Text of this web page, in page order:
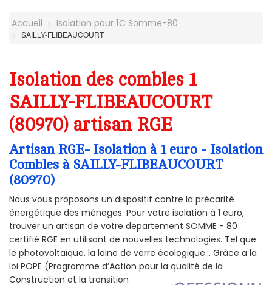
Accueil Isolation pour 1€ Somme-80
SAILLY-FLIBEAUCOURT
Isolation des combles 1
SAILLY-FLIBEAUCOURT
(80970) artisan RGE
Artisan RGE- Isolation à 1 euro - Isolation
Combles à SAILLY-FLIBEAUCOURT
(80970)
Nous vous proposons un dispositif contre la précarité
énergétique des ménages. Pour votre isolation à 1 euro,
trouver un artisan de votre departement SOMME - 80
certifié RGE en utilisant de nouvelles technologies. Tel que
le photovoltaïque, la laine de verre écologique... Grâce a la
loi POPE (Programme d’Action pour la qualité de la
Construction et la transition